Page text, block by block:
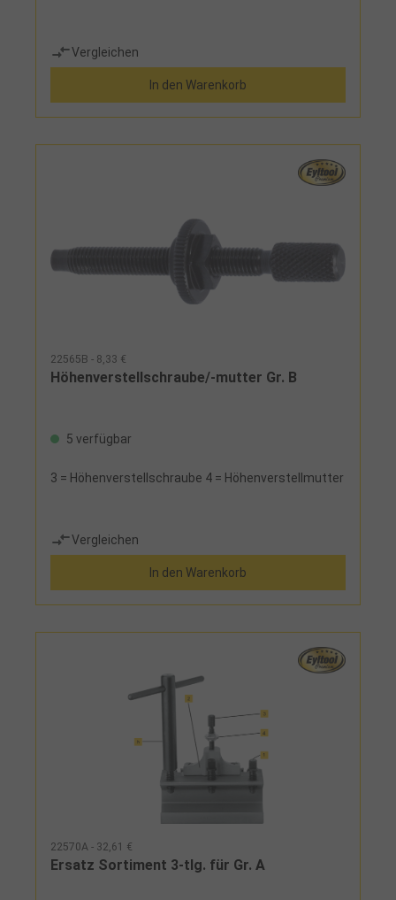
Vergleichen
In den Warenkorb
22565B - 8,33 €
Höhenverstellschraube/-mutter Gr. B
5 verfügbar
3 = Höhenverstellschraube 4 = Höhenverstellmutter
Vergleichen
In den Warenkorb
22570A - 32,61 €
Ersatz Sortiment 3-tlg. für Gr. A